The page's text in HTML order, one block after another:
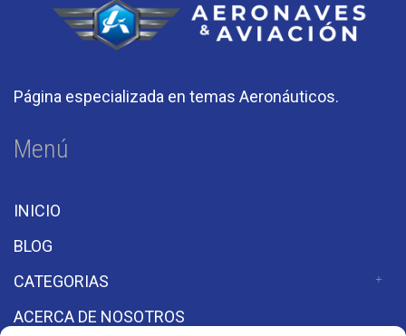
Página especializada en temas Aeronáuticos.
Menú
INICIO
BLOG
CATEGORIAS
ACERCA DE NOSOTROS